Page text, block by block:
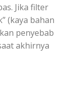
Jika filter
(kaya bahan
penyebab
akhirnya